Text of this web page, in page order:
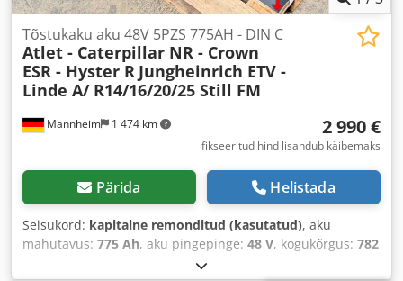
Mannheim 1 474 km
Tõstukaku aku 48V 5PZS 775AH - DIN C
Atlet - Caterpillar NR - Crown
ESR - Hyster R Jungheinrich ETV -
Linde A/ R14/16/20/25 Still FM
2 990 €
fikseeritud hind lisandub käibemaks
Pärida Helistada
Seisukord: kapitalne remonditud (kasutatud), aku
mahutavus: 775 Ah, aku pingepinge: 48 V, kogukõrgus: 782
, kogulaius: